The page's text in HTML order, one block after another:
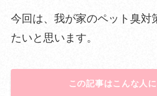
今回は、我が家のペット臭対
たいと思います。
この記事はこんな人